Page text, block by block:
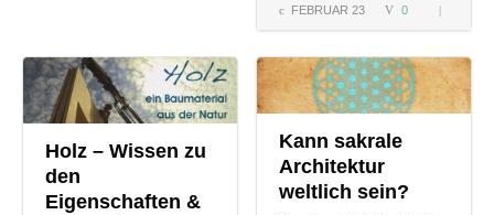
FEBRUAR 23 0
Holzbau
Wert?
mit
Holz – Wissen zu
den
Eigenschaften &
Kann sakrale
Architektur
weltlich sein?